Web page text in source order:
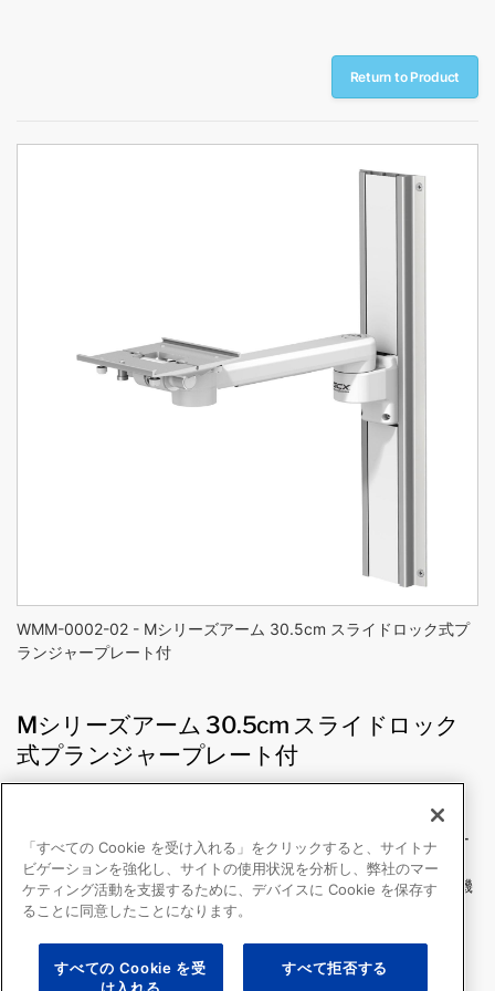
Return to Product
WMM-0002-02 - Mシリーズアーム 30.5cm スライドロック式プ
ランジャープレート付
Mシリーズアーム 30.5cm スライドロック
式プランジャープレート付
アームは左右に回転し、設置した機器を必要な場所へスムー
ズに移動できます。
チルト / スウィーベル 調整機能付、アーム内ケーブル収納機
能付
アーム内ケーブル収納機能付
耐荷重量（チルト機能部分）： 13.6kg
「すべての Cookie を受け入れる」をクリックすると、サイトナ
ビゲーションを強化し、サイトの使用状況を分析し、弊社のマー
ケティング活動を支援するために、デバイスに Cookie を保存す
ることに同意したことになります。
すべての Cookie を受
すべて拒否する